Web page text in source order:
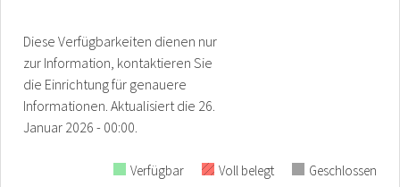
Diese Verfügbarkeiten dienen nur
zur Information, kontaktieren Sie
die Einrichtung für genauere
Informationen. Aktualisiert die 26.
Januar 2026 - 00:00.
Verfügbar Voll belegt Geschlossen